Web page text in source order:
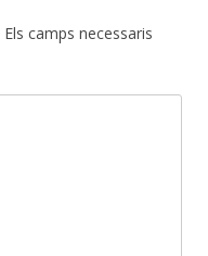
Els camps necessaris